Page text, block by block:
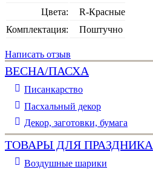
Цвета:
R-Красные
Комплектация:
Поштучно
Написать отзыв
ВЕСНА/ПАСХА
Писанкарство
Пасхальный декор
Декор, заготовки, бумага
ТОВАРЫ ДЛЯ ПРАЗДНИКА
Воздушные шарики